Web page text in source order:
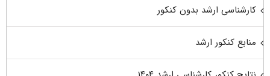
کارشناسی ارشد بدون کنکور
منابع کنکور ارشد